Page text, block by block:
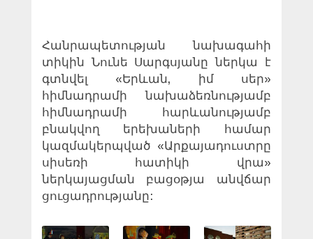
Հանրապետության նախագահի
տիկին Նունե Սարգսյանը ներկա է
գտնվել «Երևան, իմ սեր»
հիմնադրամի նախաձեռնությամբ
հիմնադրամի հարևանությամբ
բնակվող երեխաների համար
կազմակերպված «Արքայադուստրը
սիսեռի հատիկի վրա»
ներկայացման բացօթյա անվճար
ցուցադրությանը: